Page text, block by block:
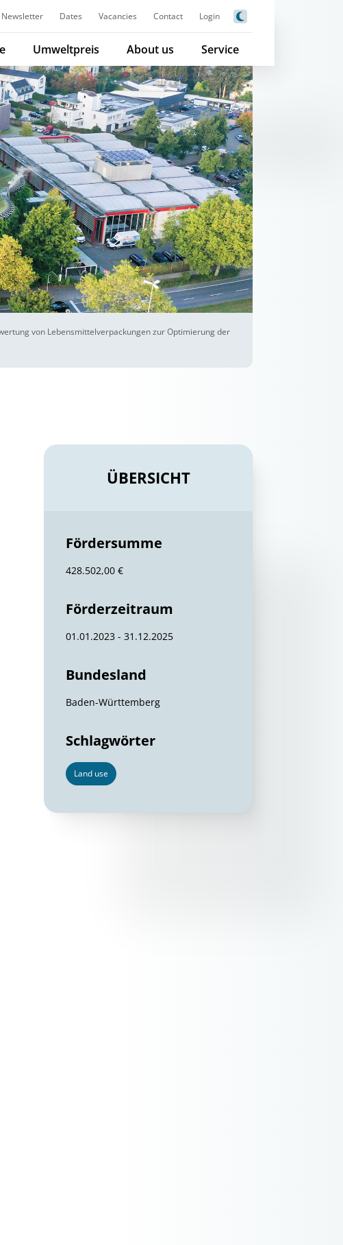
Newsletter Dates Vacancies Contact Login
Umweltpreis About us Service
von Lebensmittelverpackungen zur Optimierung der
ÜBERSICHT
Fördersumme
428.502,00 €
Förderzeitraum
01.01.2023 - 31.12.2025
Bundesland
Baden-Württemberg
Schlagwörter
Land use